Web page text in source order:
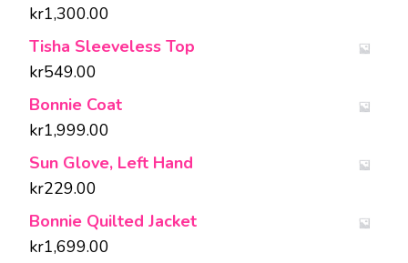
kr1,300.00
Tisha Sleeveless Top
kr549.00
Bonnie Coat
kr1,999.00
Sun Glove, Left Hand
kr229.00
Bonnie Quilted Jacket
kr1,699.00